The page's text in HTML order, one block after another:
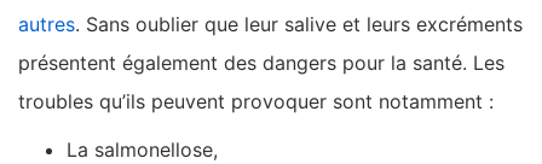
autres. Sans oublier que leur salive et leurs excréments
présentent également des dangers pour la santé. Les
troubles qu’ils peuvent provoquer sont notamment :
La salmonellose,